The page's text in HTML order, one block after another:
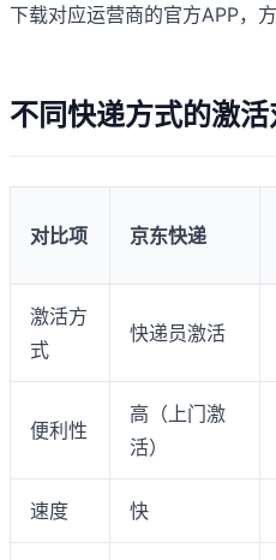
下载对应运营商的官方APP，
不同快递方式的激
对比项 京东快递
激活方
式
快递员激活
便利性
高（上门激
活）
速度 快